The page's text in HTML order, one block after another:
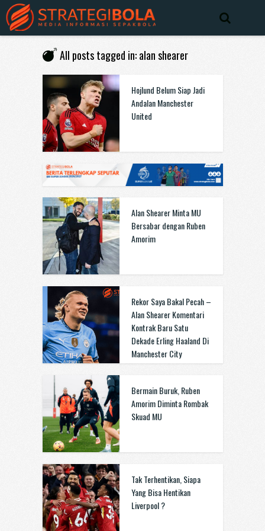
All posts tagged in: alan shearer
Hojlund Belum Siap Jadi
Andalan Manchester
United
Alan Shearer Minta MU
Bersabar dengan Ruben
Amorim
Rekor Saya Bakal Pecah –
Alan Shearer Komentari
Kontrak Baru Satu
Dekade Erling Haaland Di
Manchester City
Bermain Buruk, Ruben
Amorim Diminta Rombak
Skuad MU
Tak Terhentikan, Siapa
Yang Bisa Hentikan
Liverpool ?